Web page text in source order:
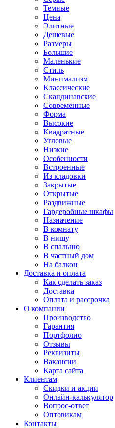
Темные
Цена
Элитные
Дешевые
Размеры
Большие
Маленькие
Стиль
Минимализм
Классические
Скандинавские
Современные
Форма
Высокие
Квадратные
Угловые
Низкие
Особенности
Встроенные
Из кладовки
Закрытые
Открытые
Раздвижные
Гардеробные шкафы
Назначение
В комнату
В нишу
В спальню
В частный дом
На балкон
Доставка и оплата
Как сделать заказ
Доставка
Оплата и рассрочка
О компании
Производство
Гарантия
Портфолио
Отзывы
Реквизиты
Вакансии
Карта сайта
Клиентам
Скидки и акции
Онлайн-калькулятор
Вопрос-ответ
Оптовикам
Контакты